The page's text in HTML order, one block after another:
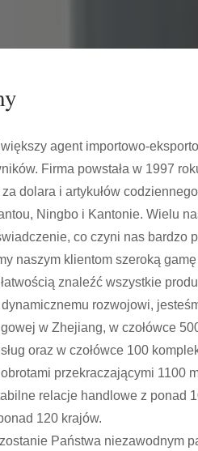
agent importowo-
Firma powstała w 1997
dolara i artykułów
Ningbo i Kantonie. Wielu
co czyni nas bardzo
naszym klientom szeroką
znaleźć wszystkie
rozwojowi,
w Zhejiang, w czołówce
oraz w czołówce 100
przekraczającymi 1100
relacje handlowe z ponad
120 krajów.
Państwa niezawodnym